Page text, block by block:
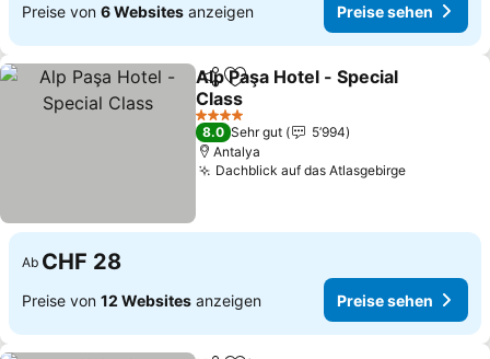
Preise von 6 Websites anzeigen Preise sehen
TeilenZu Favoriten hinzufügen
Alp Paşa Hotel - Special
Class
4 Sterne
8.0 Sehr gut
5’994
Antalya
Dachblick auf das Atlasgebirge
Ab CHF 28
Preise von 12 Websites anzeigen Preise sehen